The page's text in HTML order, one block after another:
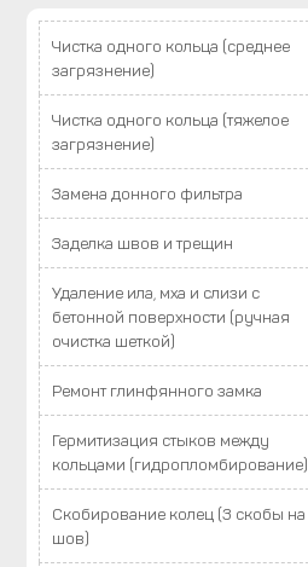
Чистка одного кольца (среднее
загрязнение)
Чистка одного кольца (тяжелое
загрязнение)
Замена донного фильтра
Заделка швов и трещин
Удаление ила, мха и слизи с
бетонной поверхности (ручная
очистка шеткой)
Ремонт глинфянного замка
Гермитизация стыков между
кольцами (гидропломбирование)
Скобирование колец (3 скобы на
шов)